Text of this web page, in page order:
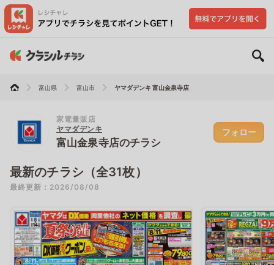
富山県 富山市 ヤマダデンキ 富山金泉寺店
家電量販店
ヤマダデンキ
富山金泉寺店のチラシ
フォロー
最新のチラシ（全31枚）
最終更新：2026/08/08